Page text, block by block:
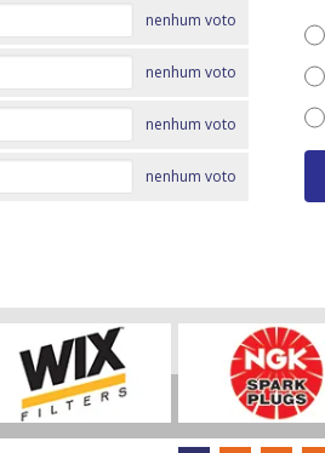
nenhum voto
nenhum voto
nenhum voto
nenhum voto